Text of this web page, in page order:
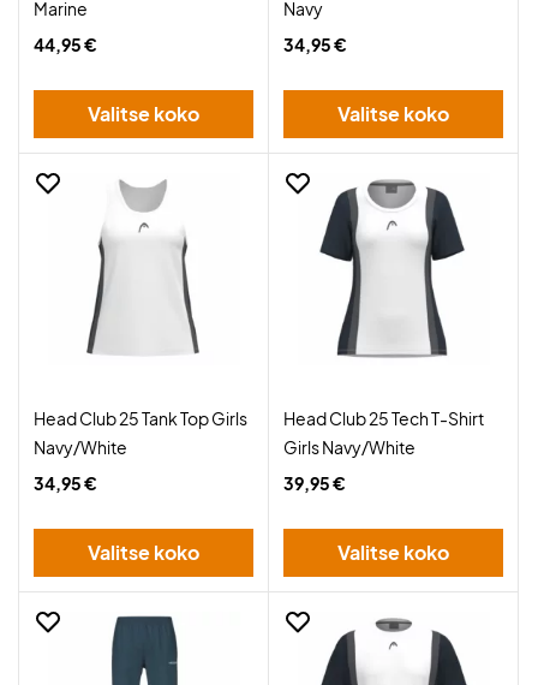
Marine
44,95 €
Valitse koko
Navy
34,95 €
Valitse koko
Head Club 25 Tank Top Girls
Navy/White
34,95 €
Valitse koko
Head Club 25 Tech T-Shirt
Girls Navy/White
39,95 €
Valitse koko